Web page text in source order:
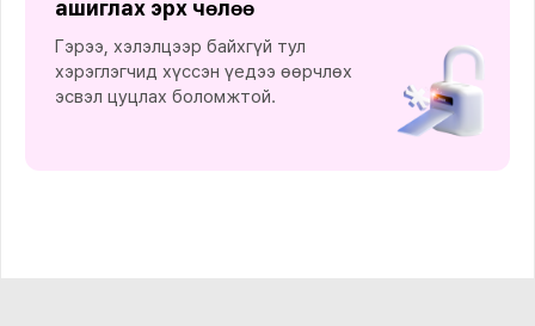
ашиглах эрх чөлөө
Гэрээ, хэлэлцээр байхгүй тул
хэрэглэгчид хүссэн үедээ өөрчлөх
эсвэл цуцлах боломжтой.